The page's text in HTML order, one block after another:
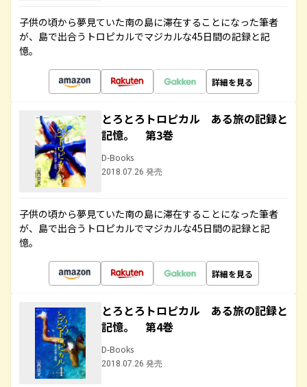
子供の頃から夢見ていた南の島に滞在することになった筆者
が、島で出合うトロピカルでマジカルな45日間の記録と記
憶。
詳細を見る
とろとろトロピカル ある旅の記録と
記憶。 第3巻
D-Books
2018.07.26 発売
子供の頃から夢見ていた南の島に滞在することになった筆者
が、島で出合うトロピカルでマジカルな45日間の記録と記
憶。
詳細を見る
とろとろトロピカル ある旅の記録と
記憶。 第4巻
D-Books
2018.07.26 発売